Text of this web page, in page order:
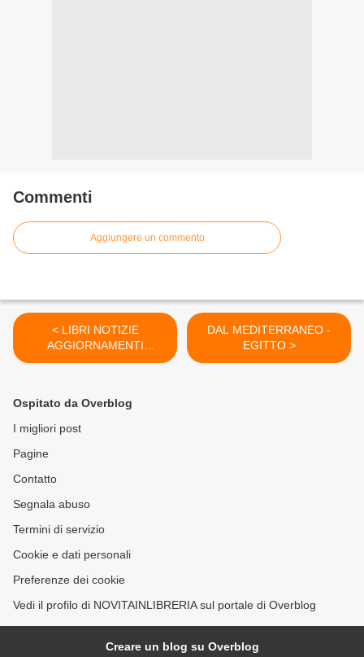
Commenti
Aggiungere un commento
< LIBRI NOTIZIE
AGGIORNAMENTI
APPROFONDIMENTI
DAL MEDITERRANEO -
EGITTO >
Ospitato da Overblog
I migliori post
Pagine
Contatto
Segnala abuso
Termini di servizio
Cookie e dati personali
Preferenze dei cookie
Vedi il profilo di NOVITAINLIBRERIA sul portale di Overblog
Creare un blog su Overblog